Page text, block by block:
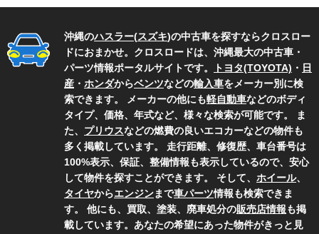
沖縄のハスラー(スズキ)の中古車を探すならクロスロー
ドにおまかせ。クロスロードは、沖縄最大の中古車・
パーツ情報ポータルサイトです。
トヨタ(TOYOTA) ・ 日
産 ・ ホンダからベンツなどの輸入車をメーカー別に検
索できます。 メーカーの他にも軽自動車などのボディ
タイプ、価格、年式など、様々な検索が可能です。 ま
た、 プリウスなどの燃費の良いエコカーなどの物件も
多く掲載しています。 走行距離、修復歴、車台番号は
100%表示、保証、整備情報も表示しているので、安心
して物件を探すことができます。 そして、 ホイール、
タイヤからエンジンまで車パーツ情報も検索できま
す。 他にも、買取、塗装、廃車処分の販売店情報も掲
載しています。あなたの希望にあった物件がきっと見